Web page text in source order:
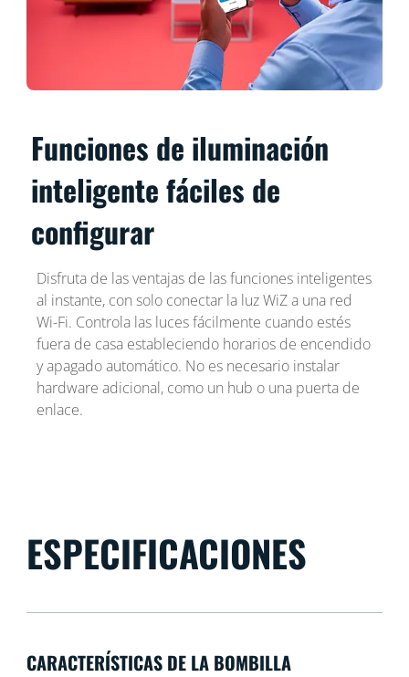
Funciones de iluminación
inteligente fáciles de
configurar
Disfruta de las ventajas de las funciones inteligentes
al instante, con solo conectar la luz WiZ a una red
Wi-Fi. Controla las luces fácilmente cuando estés
fuera de casa estableciendo horarios de encendido
y apagado automático. No es necesario instalar
hardware adicional, como un hub o una puerta de
enlace.
ESPECIFICACIONES
CARACTERÍSTICAS DE LA BOMBILLA